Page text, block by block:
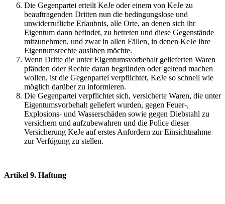
Die Gegenpartei erteilt KeJe oder einem von KeJe zu
beauftragenden Dritten nun die bedingungslose und
unwiderrufliche Erlaubnis, alle Orte, an denen sich ihr
Eigentum dann befindet, zu betreten und diese Gegenstände
mitzunehmen, und zwar in allen Fällen, in denen KeJe ihre
Eigentumsrechte ausüben möchte.
Wenn Dritte die unter Eigentumsvorbehalt gelieferten Waren
pfänden oder Rechte daran begründen oder geltend machen
wollen, ist die Gegenpartei verpflichtet, KeJe so schnell wie
möglich darüber zu informieren.
Die Gegenpartei verpflichtet sich, versicherte Waren, die unter
Eigentumsvorbehalt geliefert wurden, gegen Feuer-,
Explosions- und Wasserschäden sowie gegen Diebstahl zu
versichern und aufzubewahren und die Police dieser
Versicherung KeJe auf erstes Anfordern zur Einsichtnahme
zur Verfügung zu stellen.
Artikel 9. Haftung